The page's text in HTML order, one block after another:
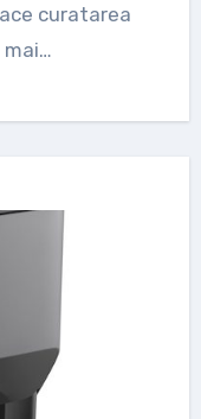
curatarea
mai…